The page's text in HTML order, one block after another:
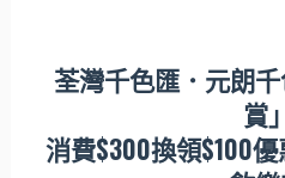
荃灣千色匯．元朗
賞」
消費$300換領$100優